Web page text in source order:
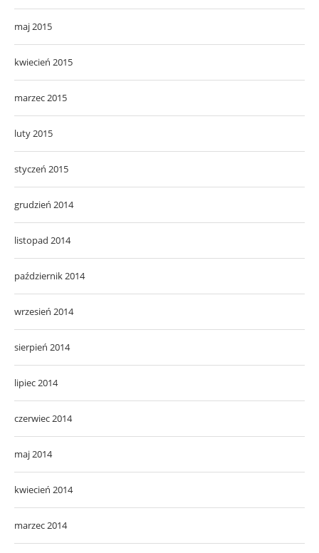
maj 2015
kwiecień 2015
marzec 2015
luty 2015
styczeń 2015
grudzień 2014
listopad 2014
październik 2014
wrzesień 2014
sierpień 2014
lipiec 2014
czerwiec 2014
maj 2014
kwiecień 2014
marzec 2014